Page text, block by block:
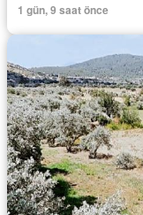
1 gün, 9 saat önce